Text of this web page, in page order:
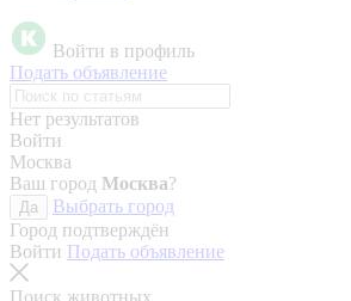
Войти в профиль
Подать объявление
Нет результатов
Войти
Москва
Ваш город Москва?
Да
Выбрать город
Город подтверждён
Войти Подать объявление
Поиск животных